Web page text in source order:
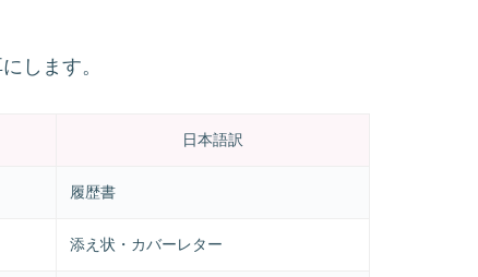
します。
日本語訳
履歴書
添え状・カバーレター